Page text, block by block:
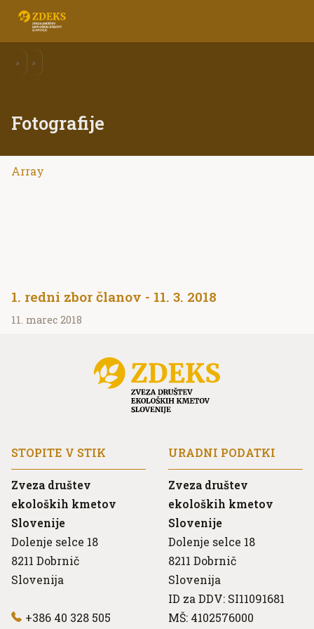
» »
Fotografije
Array
1. redni zbor članov - 11. 3. 2018
11. marec 2018
STOPITE V STIK
Zveza društev
ekoloških kmetov
Slovenije
Dolenje selce 18
8211 Dobrnič
Slovenija
+386 40 328 505
URADNI PODATKI
Zveza društev
ekoloških kmetov
Slovenije
Dolenje selce 18
8211 Dobrnič
Slovenija
ID za DDV: SI11091681
MŠ: 4102576000